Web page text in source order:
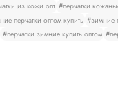
из кожи опт #перчатки
перчатки оптом купить #зимние
#перчатки зимние купить оптом